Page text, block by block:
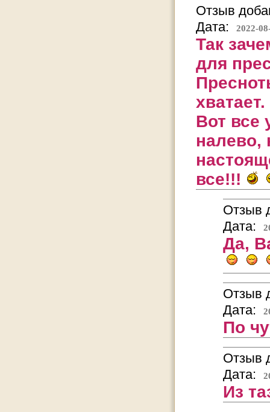
Отзыв
Дата:
2022-
Так
для
хватает.
Вот все
налево,
все!!!
Отзыв
Дата:
Да,
Отзыв
Дата:
По
Отзыв
Дата:
Из